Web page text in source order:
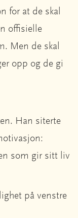
for at de skal
offisielle
Men de skal
opp og de gi
Han siterte
som gir sitt liv
på venstre